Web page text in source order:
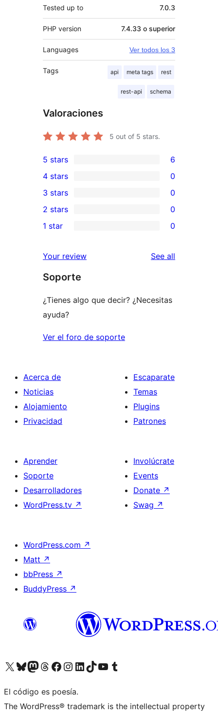
Tested up to 7.0.3
PHP version 7.4.33 o superior
Languages Ver todos los 3
Tags api meta tags rest
rest-api schema
Valoraciones
5 out of 5 stars.
6
5-
star
reviews
5 stars 6
4-
star
reviews
4 stars 0
0
3-
star
3 stars 0
2-
reviews
2 stars 0
star
reviews
1 star 0
Your review See all
Soporte
¿Tienes algo que decir? ¿Necesitas
ayuda?
Ver el foro de soporte
Acerca de
Noticias
Alojamiento
Privacidad
Escaparate
Temas
Plugins
Patrones
Aprender
Soporte
Desarrolladores
WordPress.tv ↗
Involúcrate
Events
Donate ↗
Swag ↗
WordPress.com ↗
Matt ↗
bbPress ↗
BuddyPress ↗
Visit our X (formerly Twitter) account
Visit our Bluesky account
Visit our Mastodon account
Visit our Threads account
Visita nuestra página de Facebook
Visita nuestra cuenta de Instagram
Visita nuestra cuenta de LinkedIn
Visit our TikTok account
Visita nuestro canal de YouTube
Visit our Tumblr account
El código es poesía.
The WordPress® trademark is the intellectual property